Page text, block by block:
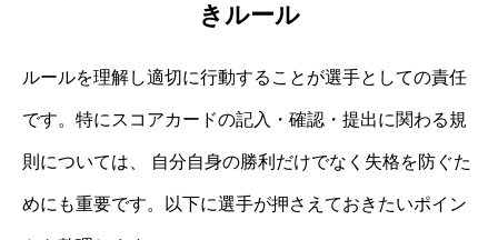
きルール
ルールを理解し適切に行動することが選手としての責任
です。特にスコアカードの記入・確認・提出に関わる規
則については、 自分自身の勝利だけでなく失格を防ぐた
めにも重要です。以下に選手が押さえておきたいポイン